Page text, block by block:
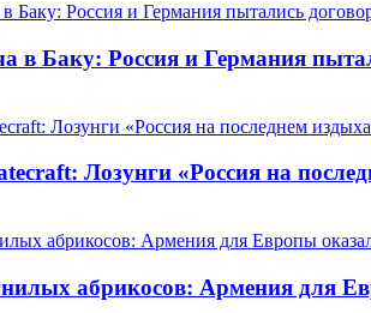
в Баку: Россия и Германия
Лозунги «Россия на
абрикосов: Армения для